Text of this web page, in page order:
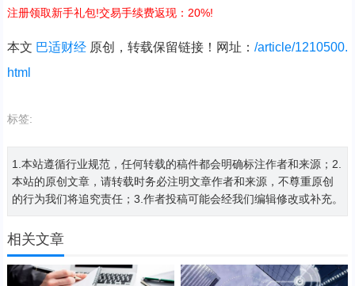
注册领取新手礼包!交易手续费返现：20%!
本文 巴适财经原创，转载保留链接！网址： /article/1210500.
html
标签:
1.本站遵循行业规范，任何转载的稿件都会明确标注作者和来源；2.
本站的原创文章，请转载时务必注明文章作者和来源，不尊重原创
的行为我们将追究责任；3.作者投稿可能会经我们编辑修改或补充。
相关文章